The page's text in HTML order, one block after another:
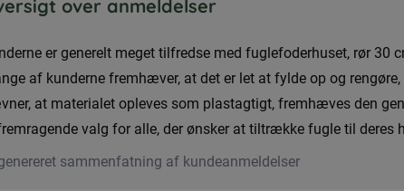
over anmeldelser
er generelt meget tilfredse med fuglefoderhuset, rør 30
af kunderne fremhæver, at det er let at fylde op og
at materialet opleves som plastagtigt, fremhæves den
valg for alle, der ønsker at tiltrække fugle til deres
sammenfatning af kundeanmeldelser